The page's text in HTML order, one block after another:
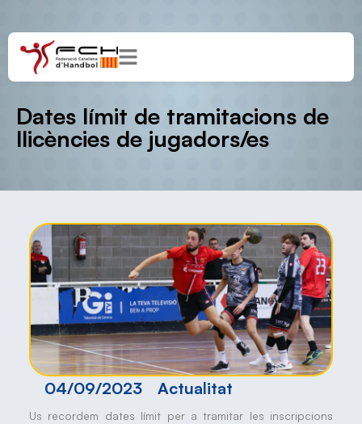
Dates límit de tramitacions de
llicències de jugadors/es
04/09/2023 Actualitat
Us recordem dates límit per a tramitar les inscripcions